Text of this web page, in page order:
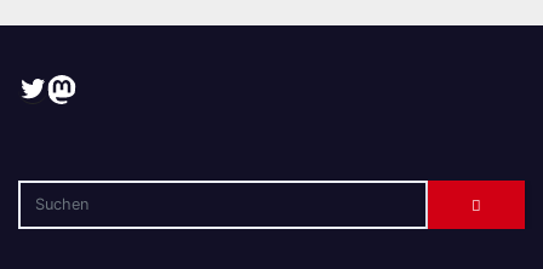
Twitter
Mastodon